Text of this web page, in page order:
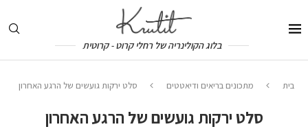
בלוג הקולינריה של רחלי קרוט - קרוטית
בית מתכונים בריאים ודיאטטים סלט ירקות גועשים של הרגע האחרון
סלט ירקות גועשים של הרגע האחרון